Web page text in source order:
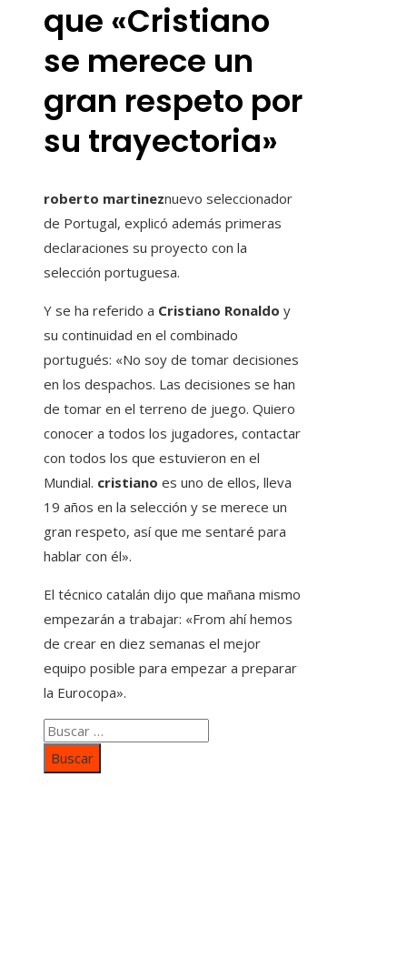
que «Cristiano
se merece un
gran respeto por
su trayectoria»
roberto martineznuevo seleccionador
de Portugal, explicó además primeras
declaraciones su proyecto con la
selección portuguesa.
Y se ha referido a Cristiano Ronaldo y
su continuidad en el combinado
portugués: «No soy de tomar decisiones
en los despachos. Las decisiones se han
de tomar en el terreno de juego. Quiero
conocer a todos los jugadores, contactar
con todos los que estuvieron en el
Mundial. cristiano es uno de ellos, lleva
19 años en la selección y se merece un
gran respeto, así que me sentaré para
hablar con él».
El técnico catalán dijo que mañana mismo
empezarán a trabajar: «From ahí hemos
de crear en diez semanas el mejor
equipo posible para empezar a preparar
la Eurocopa».
Buscar: